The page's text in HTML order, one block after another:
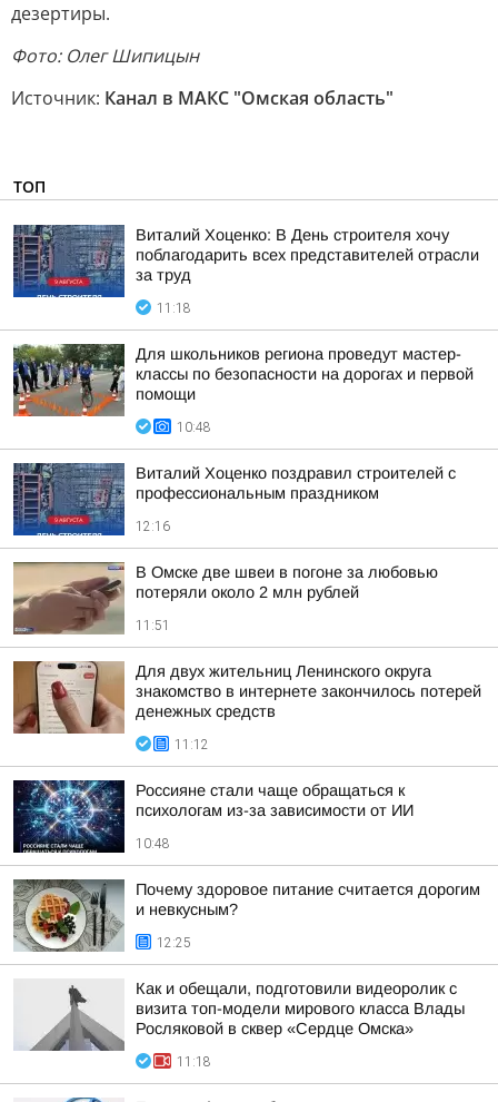
дезертиры.
Фото: Олег Шипицын
Источник: Канал в МАКС "Омская область"
ТОП
Виталий Хоценко: В День строителя хочу
поблагодарить всех представителей отрасли
за труд
11:18
Для школьников региона проведут мастер-
классы по безопасности на дорогах и первой
помощи
10:48
Виталий Хоценко поздравил строителей с
профессиональным праздником
12:16
В Омске две швеи в погоне за любовью
потеряли около 2 млн рублей
11:51
Для двух жительниц Ленинского округа
знакомство в интернете закончилось потерей
денежных средств
11:12
Россияне стали чаще обращаться к
психологам из-за зависимости от ИИ
10:48
Почему здоровое питание считается дорогим
и невкусным?
12:25
Как и обещали, подготовили видеоролик с
визита топ-модели мирового класса Влады
Росляковой в сквер «Сердце Омска»
11:18